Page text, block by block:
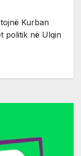
Kurban
politik në Ulqin